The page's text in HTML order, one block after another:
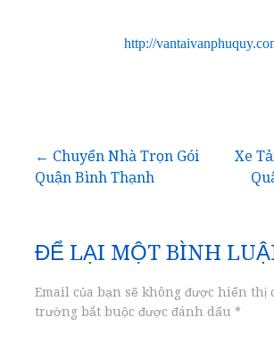
http://
Điều
bài
viết
← Chuyển Nhà Trọn Gói
Quận Bình Thạnh
Xe
ĐỂ LẠI MỘT BÌNH
Email của bạn sẽ không được hiển thị
trường bắt buộc được đánh dấu *